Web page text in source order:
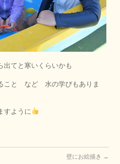
てと寒いくらいかも
こと など 水の学びもありま
すように
壁にお絵描き →